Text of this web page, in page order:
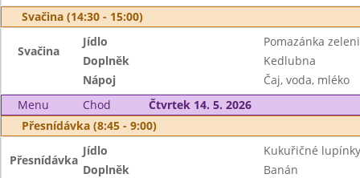
Svačina (14:30 - 15:00)
Svačina
Jídlo
Pomazánka
Doplněk
Kedlubna
Nápoj
Čaj, voda, mléko
Menu
Chod
Čtvrtek 14. 5. 2026
Přesnídávka (8:45 - 9:00)
Přesnídávka
Jídlo
Kukuřičné
Doplněk
Banán